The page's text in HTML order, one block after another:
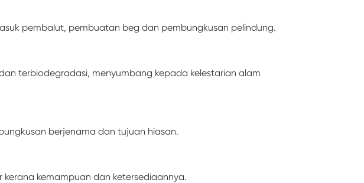
pembalut, pembuatan beg dan pembungkusan pelindung.
terbiodegradasi, menyumbang kepada kelestarian alam
berjenama dan tujuan hiasan.
kemampuan dan ketersediaannya.